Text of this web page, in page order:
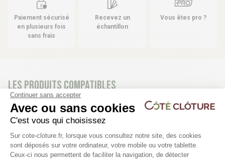
Paiement sécurisé
en plusieurs fois
sans frais
Recevez un
échantillon
Vous êtes pro ?
Les produits compatibles
37 déclinaisons
Poteau pour grillage rigide -
WICLIP
Maille 200x55mm |
Continuer sans accepter
Avec ou sans cookies
C'est vous qui choisissez
Plateforme de Gestion du
Sur cote-cloture.fr, lorsque vous consultez notre site, des cookies
sont déposés sur votre ordinateur, votre mobile ou votre tablette.
Ceux-ci nous permettent de faciliter la navigation, de détecter